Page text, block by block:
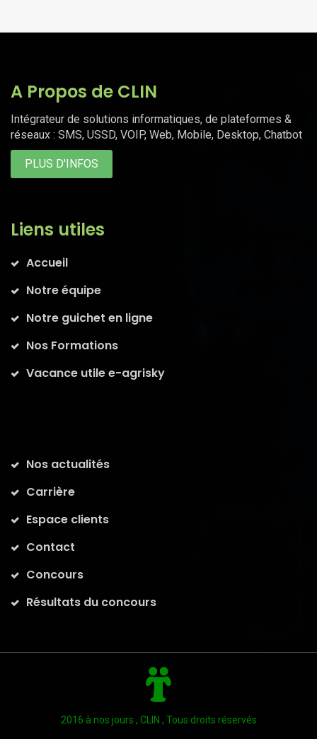
A Propos de CLIN
Intégrateur de solutions informatiques, de plateformes &
réseaux : SMS, USSD, VOIP, Web, Mobile, Desktop, Chatbot
PLUS D'INFOS
Liens utiles
Accueil
Notre équipe
Notre guichet en ligne
Nos Formations
Vacance utile e-agrisky
Nos actualités
Carrière
Espace clients
Contact
Concours
Résultats du concours
2016 à nos jours , CLIN , Tous droits réservés